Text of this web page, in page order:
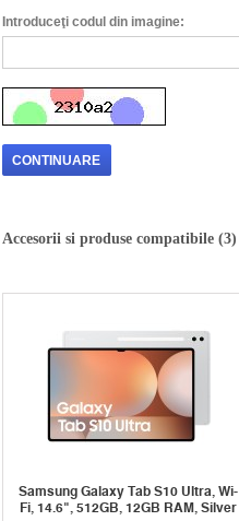
Introduceţi codul din imagine:
CONTINUARE
Accesorii si produse compatibile (3)
Samsung Galaxy Tab S10 Ultra, Wi-
Fi, 14.6", 512GB, 12GB RAM, Silver